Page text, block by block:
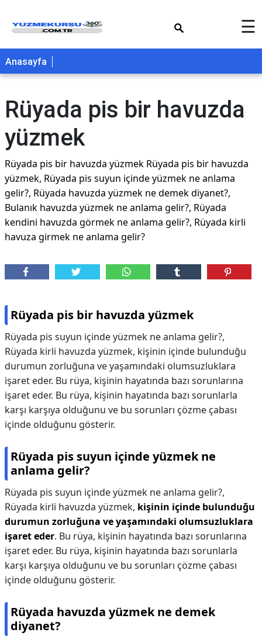
☰
Anasayfa
Rüyada pis bir havuzda
yüzmek
Rüyada pis bir havuzda yüzmek Rüyada pis bir havuzda
yüzmek, Rüyada pis suyun içinde yüzmek ne anlama
gelir?, Rüyada havuzda yüzmek ne demek diyanet?,
Bulanık havuzda yüzmek ne anlama gelir?, Rüyada
kendini havuzda görmek ne anlama gelir?, Rüyada kirli
havuza girmek ne anlama gelir?
Rüyada pis bir havuzda yüzmek
Rüyada pis suyun içinde yüzmek ne anlama gelir?,
Rüyada kirli havuzda yüzmek, kişinin içinde bulunduğu
durumun zorluğuna ve yaşamındaki olumsuzluklara
işaret eder. Bu rüya, kişinin hayatında bazı sorunlarına
işaret eder. Bu rüya, kişinin hayatında bazı sorunlarla
karşı karşıya olduğunu ve bu sorunları çözme çabası
içinde olduğunu gösterir.
Rüyada pis suyun içinde yüzmek ne
anlama gelir?
Rüyada pis suyun içinde yüzmek ne anlama gelir?,
Rüyada kirli havuzda yüzmek, kişinin içinde bulunduğu
durumun zorluğuna ve yaşamındaki olumsuzluklara
işaret eder. Bu rüya, kişinin hayatında bazı sorunlarına
işaret eder. Bu rüya, kişinin hayatında bazı sorunlarla
karşı karşıya olduğunu ve bu sorunları çözme çabası
içinde olduğunu gösterir.
Rüyada havuzda yüzmek ne demek
diyanet?